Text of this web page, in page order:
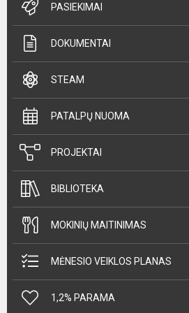
PASIEKIMAI
DOKUMENTAI
STEAM
PATALPŲ NUOMA
PROJEKTAI
BIBLIOTEKA
MOKINIŲ MAITINIMAS
MĖNESIO VEIKLOS PLANAS
1,2% PARAMA